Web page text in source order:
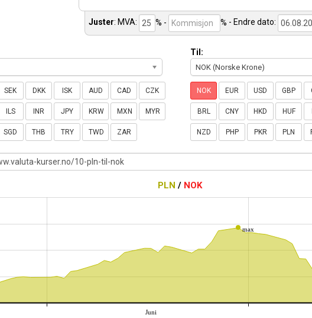
Juster: MVA: % - % - Endre dato:
SEK DKK ISK AUD CAD CZK
ILS INR JPY KRW MXN MYR
SGD THB TRY TWD ZAR
Til:
NOK (Norske Krone)
NOK EUR USD GBP
BRL CNY HKD HUF
NZD PHP PKR PLN
PLN / NOK
max
Juni